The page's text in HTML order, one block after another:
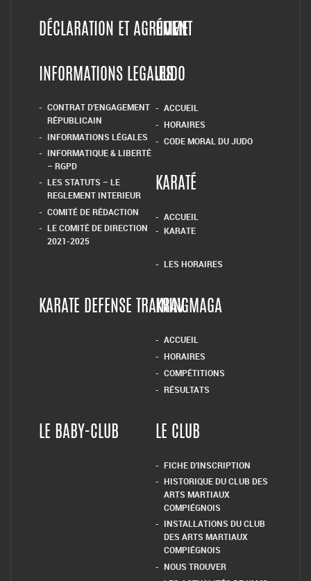
DÉCLARATION ET AGRÉMENT
HOME
INFORMATIONS LEGALES
CONTRAT D’ENGAGEMENT
RÉPUBLICAIN
INFORMATIONS LÉGALES
INFORMATIQUE & LIBERTÉ
– RGPD
LES STATUTS – LE
REGLEMENT INTERIEUR
COMITÉ DE RÉDACTION
LE COMITÉ DE DIRECTION
2021-2025
JUDO
ACCUEIL
HORAIRES
CODE MORAL DU JUDO
KARATÉ
ACCUEIL
KARATE
LES HORAIRES
KARATE DEFENSE TRAININGKRAV MAGA
ACCUEIL
HORAIRES
COMPÉTITIONS
RÉSULTATS
LE BABY-CLUB LE CLUB
FICHE D’INSCRIPTION
HISTORIQUE DU CLUB DES
ARTS MARTIAUX
COMPIÉGNOIS
INSTALLATIONS DU CLUB
DES ARTS MARTIAUX
COMPIÉGNOIS
NOUS TROUVER